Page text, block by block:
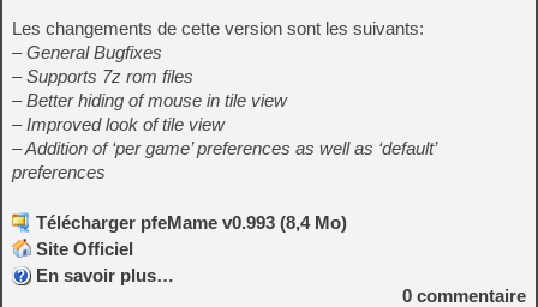
Les changements de cette version sont les suivants:
– General Bugfixes
– Supports 7z rom files
– Better hiding of mouse in tile view
– Improved look of tile view
– Addition of ‘per game’ preferences as well as ‘default’
preferences
Télécharger pfeMame v0.993 (8,4 Mo)
Site Officiel
En savoir plus…
0 commentaire